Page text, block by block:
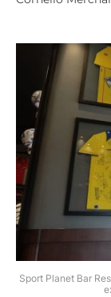
Sport Planet Bar